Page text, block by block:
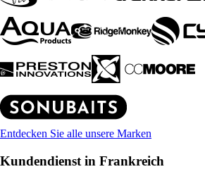
Entdecken Sie alle unsere Marken
Kundendienst in Frankreich